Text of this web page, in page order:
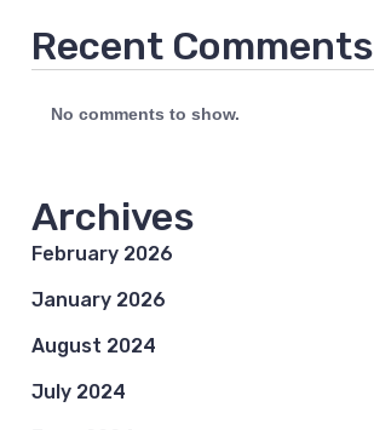
Recent Comments
No comments to show.
Archives
February 2026
January 2026
August 2024
July 2024